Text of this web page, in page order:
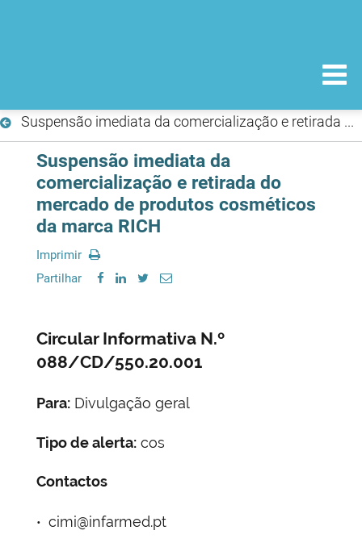
Suspensão imediata da comercialização e retirada do mercado de produtos cosméticos da marca RICH
Suspensão imediata da
comercialização e retirada do
mercado de produtos cosméticos
da marca RICH
Imprimir
Partilhar
Circular Informativa N.º
088/CD/550.20.001
Para: Divulgação geral
Tipo de alerta: cos
Contactos
cimi@infarmed.pt